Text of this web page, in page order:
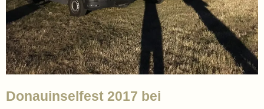
Donauinselfest 2017 bei